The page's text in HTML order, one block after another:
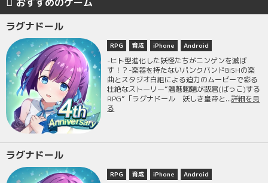
おすすめのゲーム
ラグナドール
RPG 育成 iPhone Android
-ヒト型進化した妖怪たちがニンゲンを滅ぼ
す！？-楽器を持たないパンクバンドBiSHの楽
曲とスタジオ白組による迫力のムービーで彩る
壮絶なストーリー“魑魅魍魎が跋扈(ばっこ)する
RPG”「ラグナドール 妖しき皇帝と...詳細を見
る
ラグナドール
RPG 育成 iPhone Android